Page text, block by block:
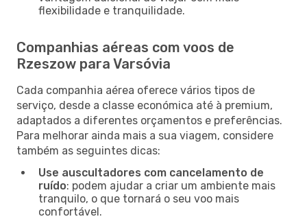
flexibilidade e tranquilidade.
Companhias aéreas com voos de
Rzeszow para Varsóvia
Cada companhia aérea oferece vários tipos de
serviço, desde a classe económica até à premium,
adaptados a diferentes orçamentos e preferências.
Para melhorar ainda mais a sua viagem, considere
também as seguintes dicas:
Use auscultadores com cancelamento de
ruído: podem ajudar a criar um ambiente mais
tranquilo, o que tornará o seu voo mais
confortável.